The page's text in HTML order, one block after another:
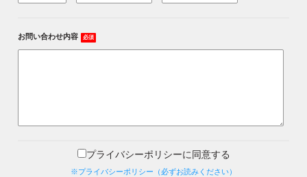
お問い合わせ内容 必須
プライバシーポリシーに同意する
※プライバシーポリシー（必ずお読みください）